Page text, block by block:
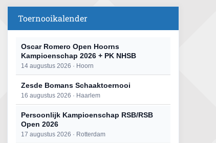
Toernooikalender
Oscar Romero Open Hoorns
Kampioenschap 2026 + PK NHSB
14 augustus 2026 · Hoorn
Zesde Bomans Schaaktoernooi
16 augustus 2026 · Haarlem
Persoonlijk Kampioenschap RSB/RSB
Open 2026
17 augustus 2026 · Rotterdam